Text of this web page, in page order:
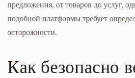
предложения, от товаров до услуг,
подобной платформы требует
осторожности.
Как безопасно